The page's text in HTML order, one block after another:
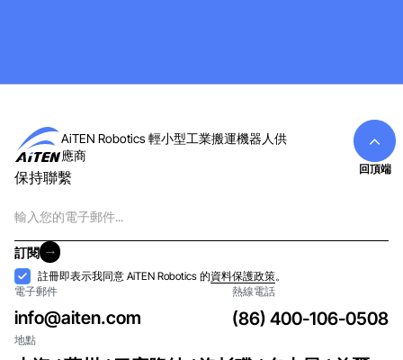
AiTEN Robotics 輕小型工業搬運機器人供
應商
保持聯繫
子
郵
件
訂閱
訂閱
接
納
註冊即表示我同意 AiTEN Robotics 的資料保護政策。
電子郵件
info@aiten.com
熱線電話
(86) 400-106-0508
地點
回頂端